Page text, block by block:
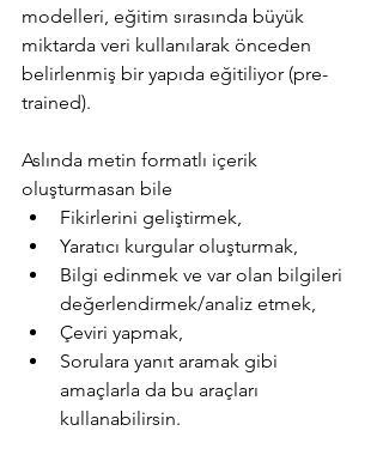
modelleri, eğitim sırasında büyük
miktarda veri kullanılarak önceden
belirlenmiş bir yapıda eğitiliyor (pre-
trained).
Aslında metin formatlı içerik
oluşturmasan bile
Fikirlerini geliştirmek,
Yaratıcı kurgular oluşturmak,
Bilgi edinmek ve var olan bilgileri
değerlendirmek/analiz etmek,
Çeviri yapmak,
Sorulara yanıt aramak gibi
amaçlarla da bu araçları
kullanabilirsin.